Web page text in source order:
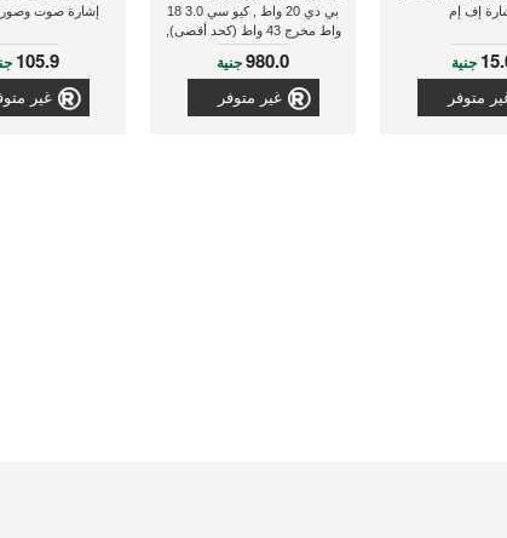
إف إم
جنية
متوفر
بي دي 20 واط , كيو سي 3.0 18
واط مخرج 43 واط (كحد أقصى),
بلوتوث, محول اشارة من لاسلكي
الى قرص اف ام يو الى قارئ مع
شاحن هاتف كيو سي 3.0
980.0جنية
غير متوفر
إشارة صوت
105.9
غير